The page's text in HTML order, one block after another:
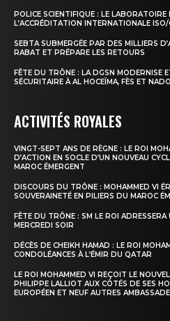
POLICE SCIENTIFIQUE : LE
L’ACCRÉDITATION INTERNATIONALE
SEBTA SUBMERGÉE PAR DES MILLIERS
RABAT ET PRÉPARE LES RETOURS
FÊTE DU TRÔNE : LA DGSN MODERNISE
SÉCURITAIRE À AL HOCEÏMA, FÈS ET
ACTIVITÉS ROYALES
VINGT-SEPT ANS DE RÈGNE : LE ROI
D’ACTION EN SOCLE D’UN NOUVEAU
MAROC ÉMERGENT
DISCOURS DU TRÔNE : MOHAMMED VI
SOUVERAINETÉ EN PILIERS DU MAROC
FÊTE DU TRÔNE : SM LE ROI
MERCREDI SOIR
DÉCÈS DE CHEIKH HAMAD : LE ROI
CONDOLÉANCES À L’ÉMIR DU QATAR
LE ROI MOHAMMED VI REÇOIT LE
PHILIPPE LALLIOT AUX CÔTÉS DE SES
EUROPÉEN ET NEUF AUTRES